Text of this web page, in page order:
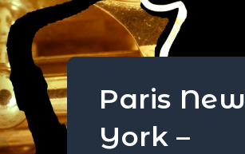
Paris New
York –